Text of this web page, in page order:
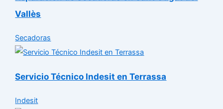
Vallès
Secadoras
Servicio Técnico Indesit en Terrassa
Indesit